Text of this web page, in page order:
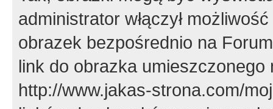
administrator włączył
obrazek bezpośrednio na
link do obrazka
http://www.jakas-strona.com/